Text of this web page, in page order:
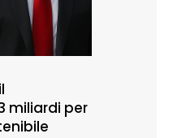
miliardi per